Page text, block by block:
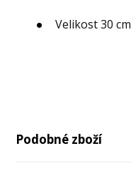
Velikost 30 cm
Podobné zboží